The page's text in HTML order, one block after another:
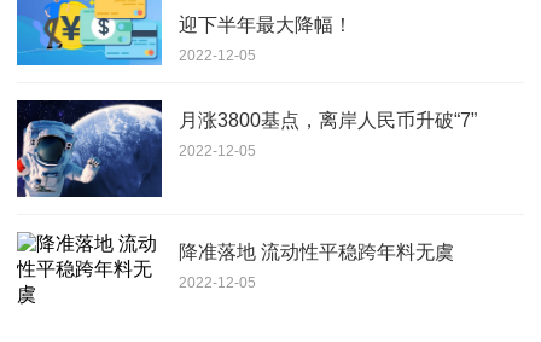
迎下半年最大降幅！
2022-12-05
月涨3800基点，离岸人民币升破“7”
2022-12-05
降准落地 流动性平稳跨年料无虞
2022-12-05